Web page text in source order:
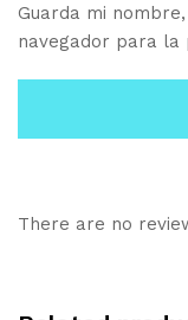
Guarda mi
navegador para la
There are no